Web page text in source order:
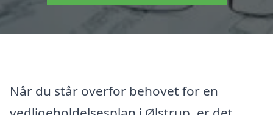
Når du står overfor behovet for en